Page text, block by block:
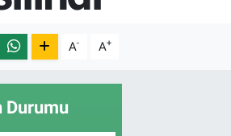
A- A+
Durumu